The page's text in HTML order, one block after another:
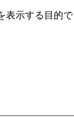
⽰する⽬的